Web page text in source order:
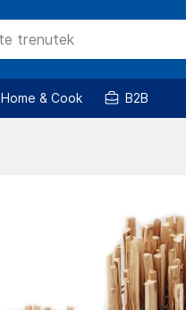
Home & Cook B2B